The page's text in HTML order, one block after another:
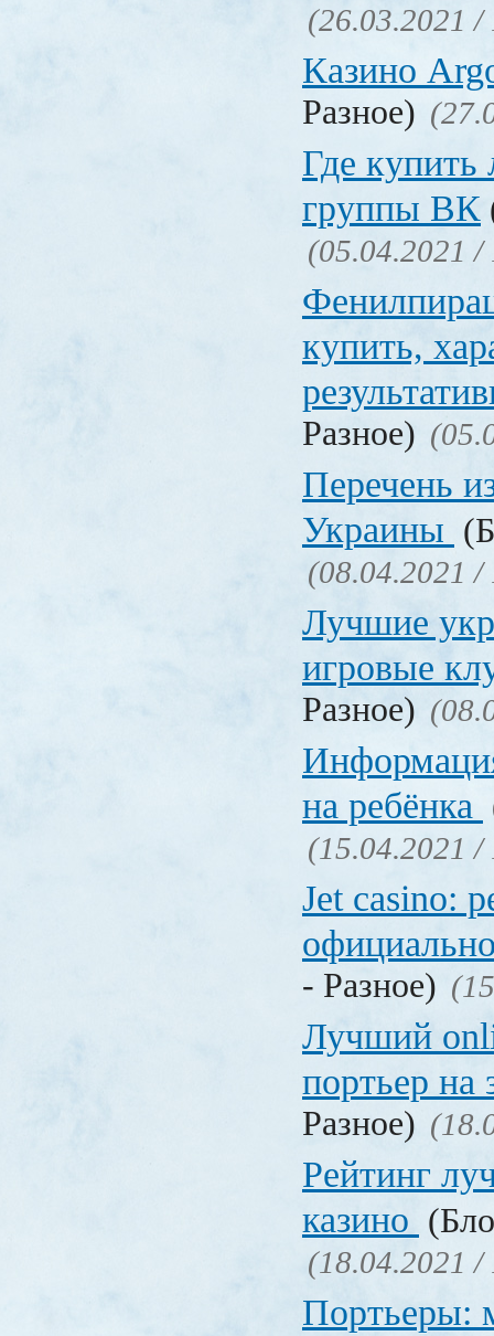
(26.03.2021 /
Казино
Разное)
Где купить
группы ВК
(05.04.2021 /
купить,
Разное)
Перечень
Украины
(08.04.2021 /
Лучшие
игровые
Разное)
на ребёнка
(15.04.2021 /
Jet casino:
- Разное)
Лучший
портьер на
Разное)
Рейтинг
казино
(18.04.2021 /
Портьеры: